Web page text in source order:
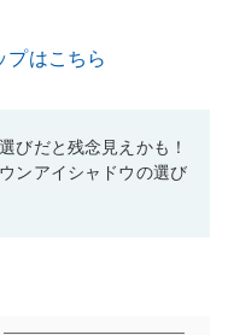
プはこちら
びだと残念見えかも！
ンアイシャドウの選び